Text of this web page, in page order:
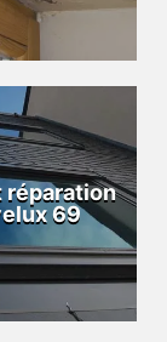
réparation
69